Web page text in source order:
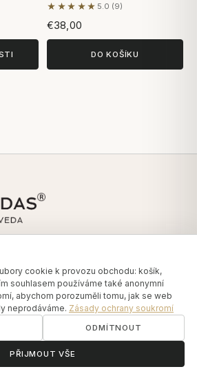
★★★★★ 5.0 (9)
Na základě 9 hodnocení
€38,00
DO KOŠÍKU
ॐ
cookie k provozu obchodu: košík,
souhlasem používáme také anonymní
abychom porozuměli tomu, jak se web
neprodáváme. Zásady ochrany soukromí
ODMÍTNOUT
PŘIJMOUT VŠE